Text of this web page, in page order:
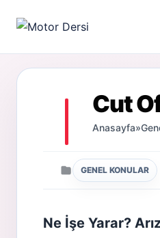
Motor Dersi
Cut
Anasayfa»
GENEL KONULAR
Ne İşe Yarar?